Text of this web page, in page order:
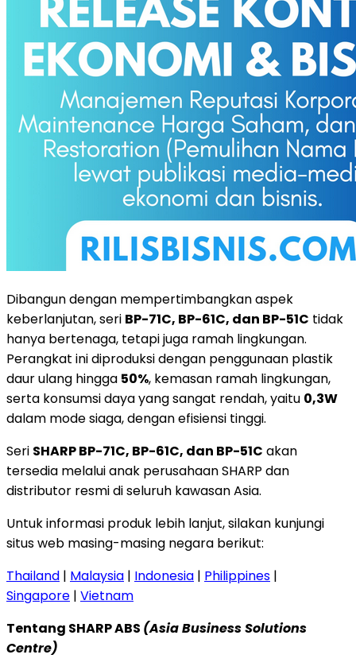
Dibangun dengan mempertimbangkan aspek
keberlanjutan, seri BP-71C, BP-61C, dan BP-51C tidak
hanya bertenaga, tetapi juga ramah lingkungan.
Perangkat ini diproduksi dengan penggunaan plastik
daur ulang hingga 50%, kemasan ramah lingkungan,
serta konsumsi daya yang sangat rendah, yaitu 0,3W
dalam mode siaga, dengan efisiensi tinggi.
Seri SHARP BP-71C, BP-61C, dan BP-51C akan
tersedia melalui anak perusahaan SHARP dan
distributor resmi di seluruh kawasan Asia.
Untuk informasi produk lebih lanjut, silakan kunjungi
situs web masing-masing negara berikut:
Thailand | Malaysia | Indonesia | Philippines |
Singapore | Vietnam
Tentang SHARP ABS (Asia Business Solutions
Centre)